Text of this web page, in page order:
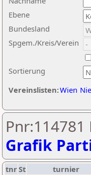
Ebene
Sortierung
Bundesland
Spgem./Kreis/Verein
Vereinslisten:Wien
Grafik
tnrSt turnier